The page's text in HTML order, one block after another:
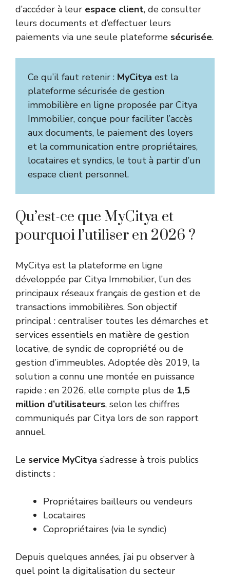
d’accéder à leur espace client, de consulter
leurs documents et d’effectuer leurs
paiements via une seule plateforme sécurisée.
Ce qu’il faut retenir : MyCitya est la
plateforme sécurisée de gestion
immobilière en ligne proposée par Citya
Immobilier, conçue pour faciliter l’accès
aux documents, le paiement des loyers
et la communication entre propriétaires,
locataires et syndics, le tout à partir d’un
espace client personnel.
Qu’est-ce que MyCitya et
pourquoi l’utiliser en 2026 ?
MyCitya est la plateforme en ligne
développée par Citya Immobilier, l’un des
principaux réseaux français de gestion et de
transactions immobilières. Son objectif
principal : centraliser toutes les démarches et
services essentiels en matière de gestion
locative, de syndic de copropriété ou de
gestion d’immeubles. Adoptée dès 2019, la
solution a connu une montée en puissance
rapide : en 2026, elle compte plus de 1,5
million d’utilisateurs, selon les chiffres
communiqués par Citya lors de son rapport
annuel.
Le service MyCitya s’adresse à trois publics
distincts :
Propriétaires bailleurs ou vendeurs
Locataires
Copropriétaires (via le syndic)
Depuis quelques années, j’ai pu observer à
quel point la digitalisation du secteur